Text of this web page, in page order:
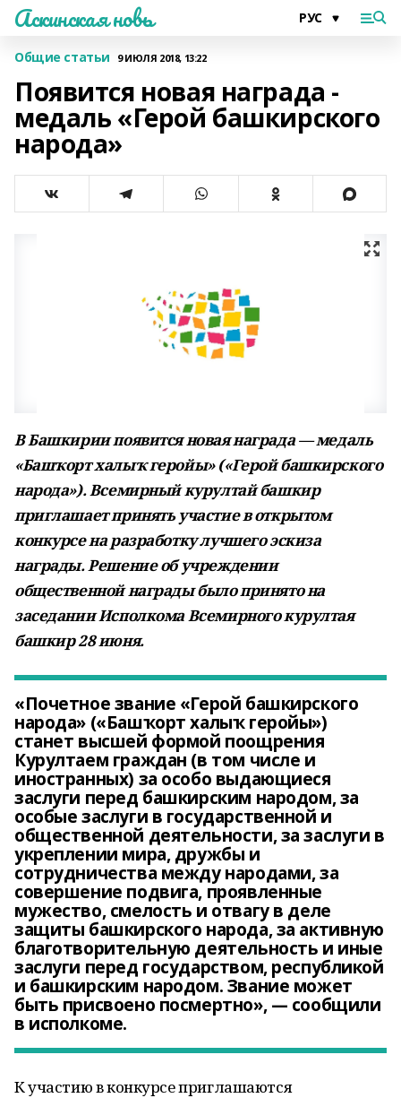
Аскинская новь
Общие статьи 9 ИЮЛЯ 2018, 13:22
Появится новая награда -
медаль «Герой башкирского
народа»
В Башкирии появится новая награда — медаль
«Башҡорт халыҡ геройы» («Герой башкирского
народа»). Всемирный курултай башкир
приглашает принять участие в открытом
конкурсе на разработку лучшего эскиза
награды. Решение об учреждении
общественной награды было принято на
заседании Исполкома Всемирного курултая
башкир 28 июня.
«Почетное звание «Герой башкирского
народа» («Башҡорт халыҡ геройы»)
станет высшей формой поощрения
Курултаем граждан (в том числе и
иностранных) за особо выдающиеся
заслуги перед башкирским народом, за
особые заслуги в государственной и
общественной деятельности, за заслуги в
укреплении мира, дружбы и
сотрудничества между народами, за
совершение подвига, проявленные
мужество, смелость и отвагу в деле
защиты башкирского народа, за активную
благотворительную деятельность и иные
заслуги перед государством, республикой
и башкирским народом. Звание может
быть присвоено посмертно», — сообщили
в исполкоме.
К участию в конкурсе приглашаются